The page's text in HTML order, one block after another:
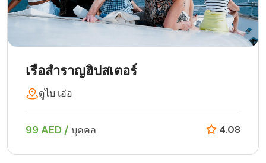
เรือสำราญฮิปสเตอร์
ดูไบ เอ่อ
99 AED / บุคคล 4.08